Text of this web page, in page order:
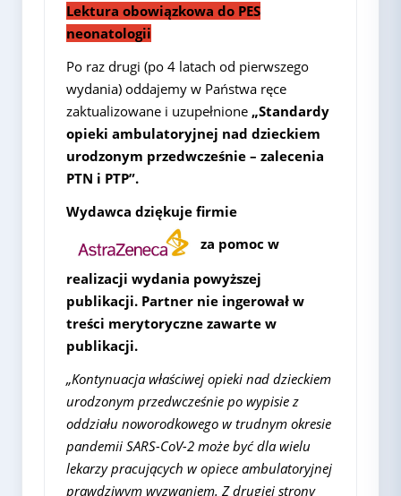
Lektura obowiązkowa do PES
neonatologii
Po raz drugi (po 4 latach od pierwszego
wydania) oddajemy w Państwa ręce
zaktualizowane i uzupełnione „Standardy
opieki ambulatoryjnej nad dzieckiem
urodzonym przedwcześnie – zalecenia
PTN i PTP”.
Wydawca dziękuje firmie
za pomoc w
realizacji wydania powyższej
publikacji. Partner nie ingerował w
treści merytoryczne zawarte w
publikacji.
„Kontynuacja właściwej opieki nad dzieckiem
urodzonym przedwcześnie po wypisie z
oddziału noworodkowego w trudnym okresie
pandemii SARS-CoV-2 może być dla wielu
lekarzy pracujących w opiece ambulatoryjnej
prawdziwym wyzwaniem. Z drugiej strony